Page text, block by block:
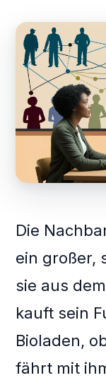
Die
ein großer,
sie aus
kauft sein
Bioladen,
fährt mit